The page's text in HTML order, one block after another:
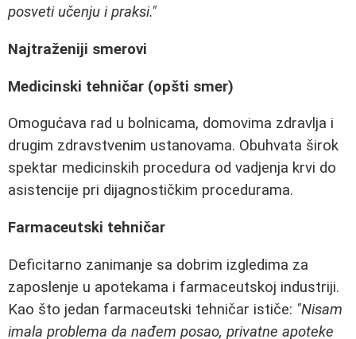
posveti učenju i praksi."
Najtraženiji smerovi
Medicinski tehničar (opšti smer)
Omogućava rad u bolnicama, domovima zdravlja i
drugim zdravstvenim ustanovama. Obuhvata širok
spektar medicinskih procedura od vadjenja krvi do
asistencije pri dijagnostičkim procedurama.
Farmaceutski tehničar
Deficitarno zanimanje sa dobrim izgledima za
zaposlenje u apotekama i farmaceutskoj industriji.
Kao što jedan farmaceutski tehničar ističe: "Nisam
imala problema da nađem posao, privatne apoteke